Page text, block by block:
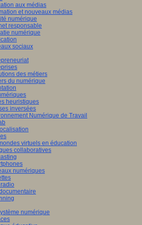
aux médias
et nouveaux médias
numérique
responsable
numérique
sociaux
des métiers
du numérique
heuristiques
inversées
Numérique de Travail
virtuels en éducation
collaboratives
numériques
numérique